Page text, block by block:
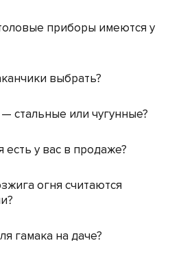
приборы имеются у
выбрать?
стальные или чугунные?
есть у вас в продаже?
огня считаются
гамака на даче?